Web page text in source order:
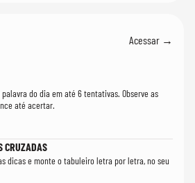
Acessar →
palavra do dia em até 6 tentativas. Observe as
até acertar.
CRUZADAS
dicas e monte o tabuleiro letra por letra, no seu